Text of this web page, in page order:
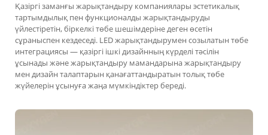
Қазіргі заманғы жарықтандыру компаниялары эстетикалық
тартымдылық пен функционалды жарықтандыруды
үйлестіретін, біркелкі төбе шешімдеріне деген өсетін
сұраныспен кездеседі. LED жарықтандырумен созылатын төбе
интеграциясы — қазіргі ішкі дизайнның күрделі тәсілін
ұсынады және жарықтандыру мамандарына жарықтандыру
мен дизайн талаптарын қанағаттандыратын толық төбе
жүйелерін ұсынуға жаңа мүмкіндіктер береді.